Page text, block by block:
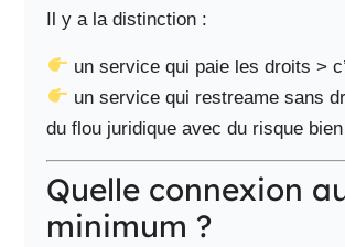
Il y a la distinction :
un service qui paie les droits >
un service qui restreame sans
du flou juridique avec du risque
Quelle connexion
minimum ?